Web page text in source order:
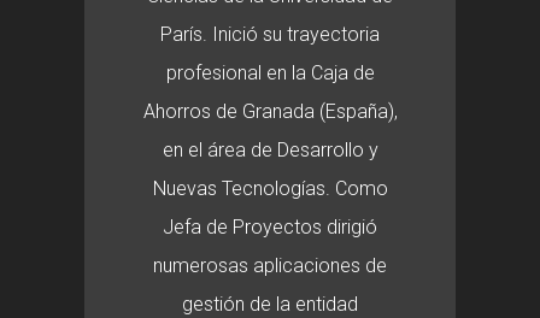
París. Inició su trayectoria
profesional en la Caja de
Ahorros de Granada (España),
en el área de Desarrollo y
Nuevas Tecnologías. Como
Jefa de Proyectos dirigió
numerosas aplicaciones de
gestión de la entidad